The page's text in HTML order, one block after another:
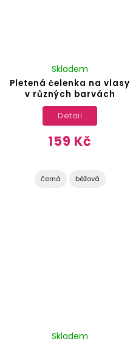
Pletená čelenka na vlasy
v různých barvách
Skladem
159 Kč
Detail
černá béžová
Skladem